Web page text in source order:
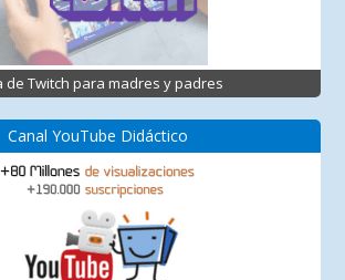
de Twitch para madres y padres
Canal YouTube Didáctico